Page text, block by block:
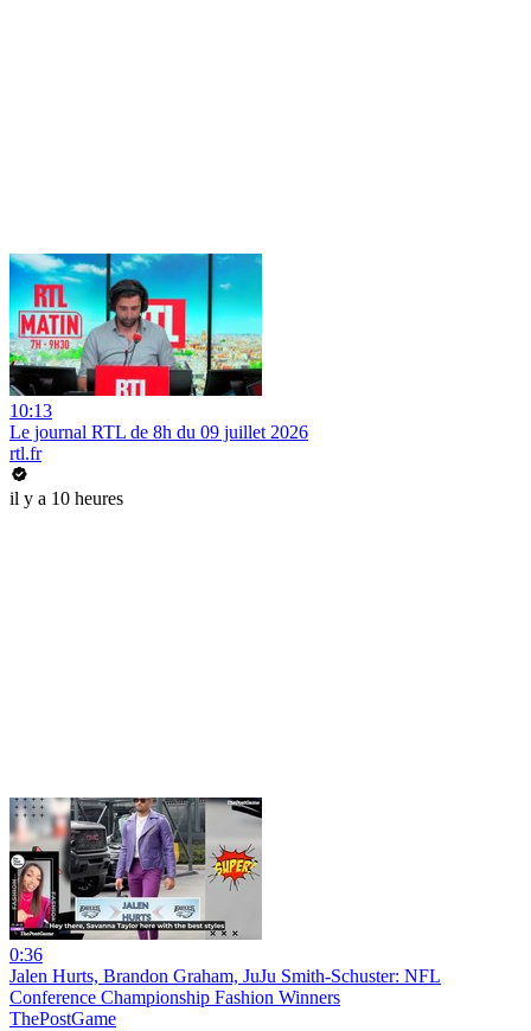
10:13
Le journal RTL de 8h du 09 juillet 2026
rtl.fr
il y a 10 heures
0:36
Jalen Hurts, Brandon Graham, JuJu Smith-Schuster: NFL
Conference Championship Fashion Winners
ThePostGame